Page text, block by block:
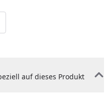
auf dieses Produkt